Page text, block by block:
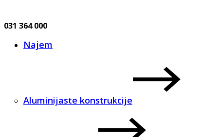
031 364 000
Najem
Aluminijaste konstrukcije